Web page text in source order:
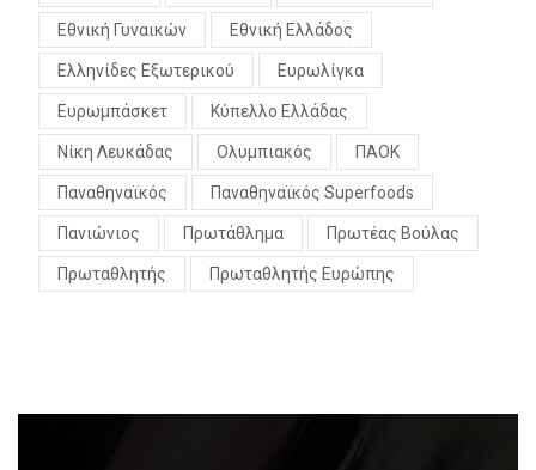
Εθνική Γυναικών Εθνική Ελλάδος
Ελληνίδες Εξωτερικού Ευρωλίγκα
Ευρωμπάσκετ Κύπελλο Ελλάδας
Νίκη Λευκάδας Ολυμπιακός ΠΑΟΚ
Παναθηναϊκός Παναθηναϊκός Superfoods
Πανιώνιος Πρωτάθλημα Πρωτέας Βούλας
Πρωταθλητής Πρωταθλητής Ευρώπης